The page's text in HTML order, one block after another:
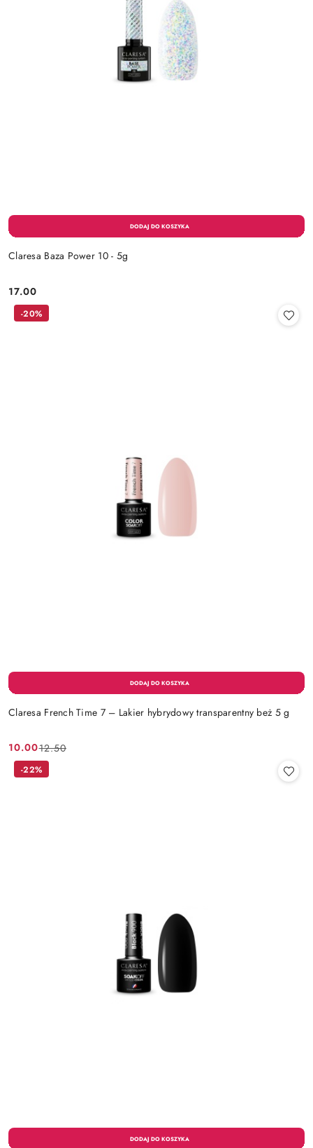
Claresa Baza Power 10 - 5g
Cena:
17.00
Claresa French Time 7 – Lakier hybrydowy transparentny beż 5 g
Cena
promocyjna:
10.00
Cena
przed
12.50
-20%
-22%